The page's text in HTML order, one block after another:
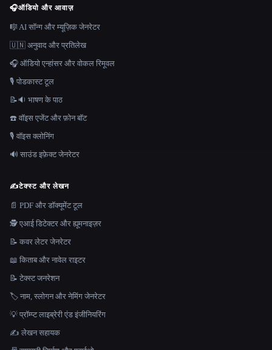
🎧ऑडियो और आवाज़
🎼 AI सॉन्ग और म्यूज़िक जेनरेटर
🇺🇳 अनुवाद और प्रतिलेख
🎧 ऑडियो एन्हांसर और वोकल रिमूवल
🎙️ पोडकास्ट टूल
📝🔉 भाषण के पाठ
☎️ वॉइस एजेंट और फ़ोन बॉट
🎙️ वॉइस क्लोनिंग
🔊 साउंड इफ़ेक्ट जेनरेटर
✍️टेक्स्ट और लेखन
📄 PDF और डॉक्यूमेंट टूल
🕵️ एआई डिटेक्टर और ह्यूमनाइज़र
📝 कवर लेटर जेनरेटर
📖 किताब और नावेल राइटर
📝 टेक्स्ट जनरेशन
🏷️ नाम, स्लोगन और नेमिंग जेनरेटर
💡 प्रॉम्प्ट लाइब्रेरी एंड इंजीनियरिंग
✍️ लेखन सहायक